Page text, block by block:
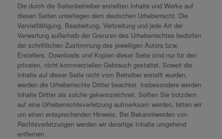
Die durch die Seitenbetreiber erstellten Inhalte und Werke auf
diesen Seiten unterliegen dem deutschen Urheberrecht. Die
Vervielfältigung, Bearbeitung, Verbreitung und jede Art der
Verwertung außerhalb der Grenzen des Urheberrechtes bedürfen
der schriftlichen Zustimmung des jeweiligen Autors bzw.
Erstellers. Downloads und Kopien dieser Seite sind nur für den
privaten, nicht kommerziellen Gebrauch gestattet. Soweit die
Inhalte auf dieser Seite nicht vom Betreiber erstellt wurden,
werden die Urheberrechte Dritter beachtet. Insbesondere werden
Inhalte Dritter als solche gekennzeichnet. Sollten Sie trotzdem
auf eine Urheberrechtsverletzung aufmerksam werden, bitten wir
um einen entsprechenden Hinweis. Bei Bekanntwerden von
Rechtsverletzungen werden wir derartige Inhalte umgehend
entfernen.